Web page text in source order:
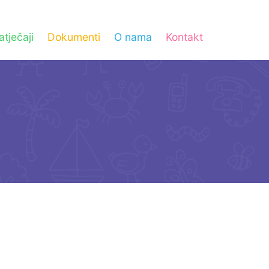
Dokumenti O nama Kontakt